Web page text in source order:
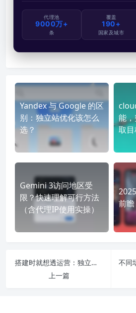
代理池
9000万+
条
覆盖
190+
国家及城市
Yandex 与 Google 的区
别：独立站优化该怎么
选？
能
取
Gemini 3访问地区受
限？快速理解可行方法
（含代理IP使用实操）
前瞻
搭建时就想透运营：独立站从0到1的长效发展指南
上一篇